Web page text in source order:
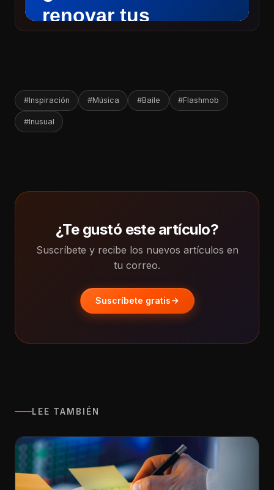
#Inspiración #Música #Baile #Flashmob
#Inusual
¿Te gustó este artículo?
Suscríbete y recibe los nuevos artículos en
tu correo.
Suscríbete gratis
LEE TAMBIÉN